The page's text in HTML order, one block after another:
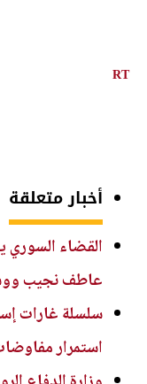
RT
أخبار متعلقة
القضاء
عاطف نجيب
سلسلة غارات
استمرار